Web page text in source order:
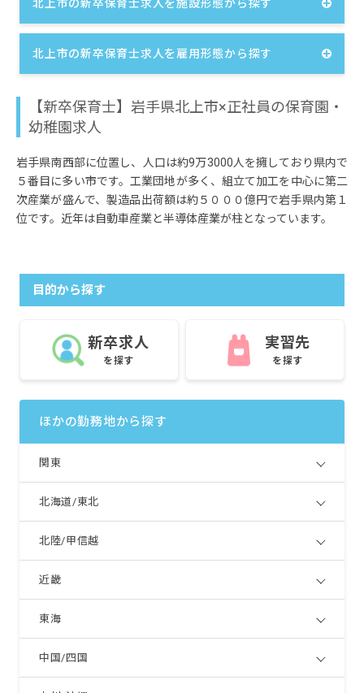
北上市の新卒保育士求人を施設形態から探す
北上市の新卒保育士求人を雇用形態から探す
【新卒保育士】岩手県北上市×正社員の保育園・
幼稚園求人
岩手県南西部に位置し、人口は約9万3000人を擁しており県内で
５番目に多い市です。工業団地が多く、組立て加工を中心に第二
次産業が盛んで、製造品出荷額は約５０００億円で岩手県内第１
位です。近年は自動車産業と半導体産業が柱となっています。
目的から探す
新卒求人
を探す
実習先
を探す
ほかの勤務地から探す
関東
北海道/東北
北陸/甲信越
近畿
東海
中国/四国